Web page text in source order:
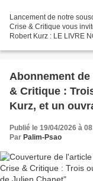
Lancement de notre
Crise & Critique vous
Robert Kurz : LE LIVRE
Abonnement
& Critique :
Kurz, et un
Publié le 19/04/2026 à
Par Palim-Psao